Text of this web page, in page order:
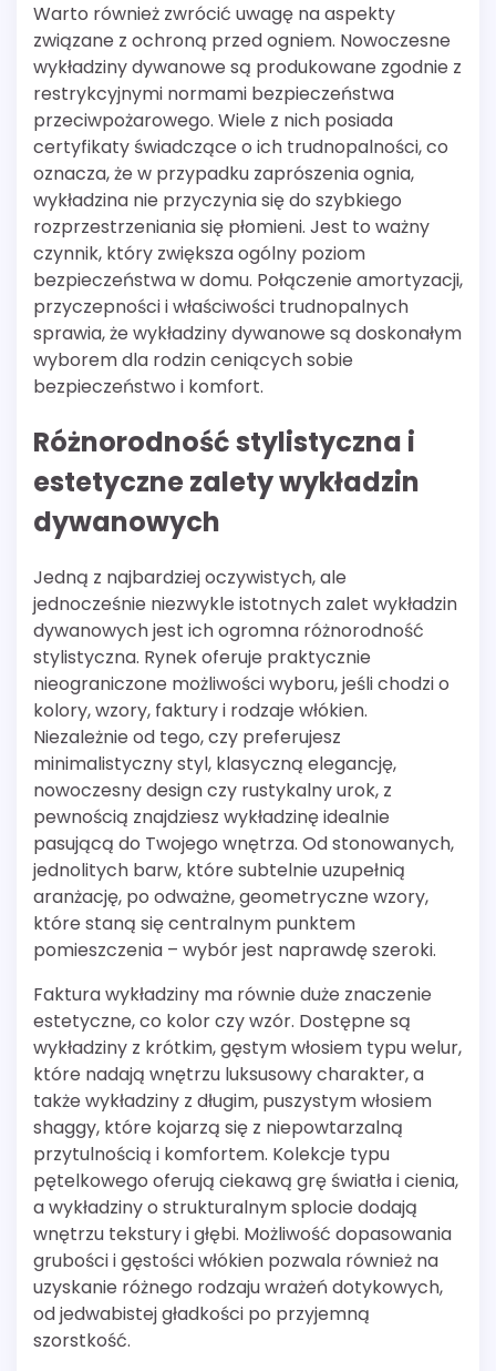
Warto również zwrócić uwagę na aspekty
związane z ochroną przed ogniem. Nowoczesne
wykładziny dywanowe są produkowane zgodnie z
restrykcyjnymi normami bezpieczeństwa
przeciwpożarowego. Wiele z nich posiada
certyfikaty świadczące o ich trudnopalności, co
oznacza, że w przypadku zaprószenia ognia,
wykładzina nie przyczynia się do szybkiego
rozprzestrzeniania się płomieni. Jest to ważny
czynnik, który zwiększa ogólny poziom
bezpieczeństwa w domu. Połączenie amortyzacji,
przyczepności i właściwości trudnopalnych
sprawia, że wykładziny dywanowe są doskonałym
wyborem dla rodzin ceniących sobie
bezpieczeństwo i komfort.
Różnorodność stylistyczna i
estetyczne zalety wykładzin
dywanowych
Jedną z najbardziej oczywistych, ale
jednocześnie niezwykle istotnych zalet wykładzin
dywanowych jest ich ogromna różnorodność
stylistyczna. Rynek oferuje praktycznie
nieograniczone możliwości wyboru, jeśli chodzi o
kolory, wzory, faktury i rodzaje włókien.
Niezależnie od tego, czy preferujesz
minimalistyczny styl, klasyczną elegancję,
nowoczesny design czy rustykalny urok, z
pewnością znajdziesz wykładzinę idealnie
pasującą do Twojego wnętrza. Od stonowanych,
jednolitych barw, które subtelnie uzupełnią
aranżację, po odważne, geometryczne wzory,
które staną się centralnym punktem
pomieszczenia – wybór jest naprawdę szeroki.
Faktura wykładziny ma równie duże znaczenie
estetyczne, co kolor czy wzór. Dostępne są
wykładziny z krótkim, gęstym włosiem typu welur,
które nadają wnętrzu luksusowy charakter, a
także wykładziny z długim, puszystym włosiem
shaggy, które kojarzą się z niepowtarzalną
przytulnością i komfortem. Kolekcje typu
pętelkowego oferują ciekawą grę światła i cienia,
a wykładziny o strukturalnym splocie dodają
wnętrzu tekstury i głębi. Możliwość dopasowania
grubości i gęstości włókien pozwala również na
uzyskanie różnego rodzaju wrażeń dotykowych,
od jedwabistej gładkości po przyjemną
szorstkość.